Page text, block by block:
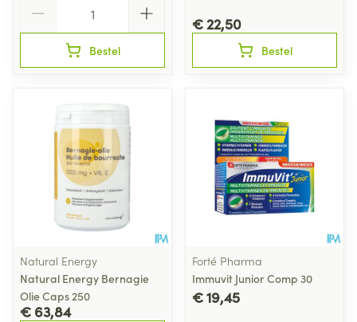
Bestel
€ 22,50
Bestel
Natural Energy
Natural Energy Bernagie
Olie Caps 250
€ 63,84
Forté Pharma
Immuvit Junior Comp 30
€ 19,45